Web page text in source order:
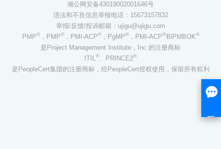
湘公网安备43019002001646号
违法和不良信息举报电话：15673157832
举报/反馈/投诉邮箱：ujigu@ujigu.com
PMP®，PMP®，PMI-ACP®，PgMP®，PMI-ACP®和PMBOK®
是Project Management Institute，Inc.的注册商标
ITIL®、PRINCE2®
是PeopleCert集团的注册商标，经PeopleCert授权使用，保留所有权利